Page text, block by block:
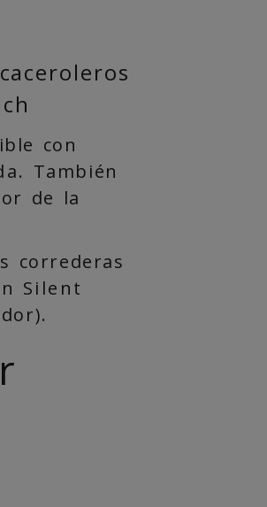
con
. También
de la
correderas
Silent